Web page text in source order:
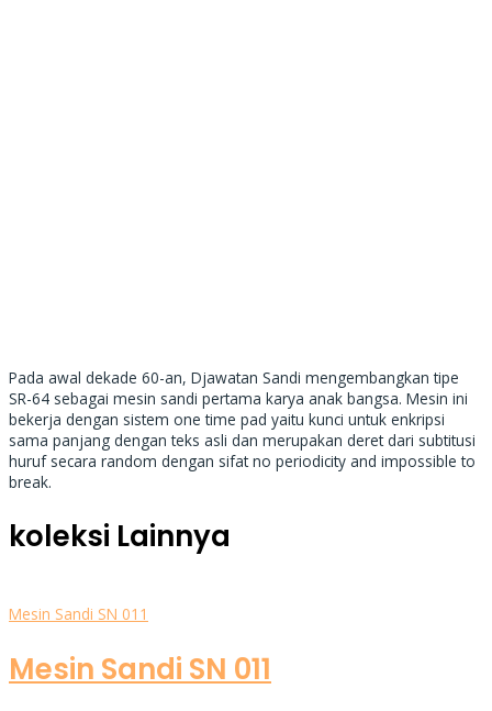
Pada awal dekade 60-an, Djawatan Sandi mengembangkan tipe
SR-64 sebagai mesin sandi pertama karya anak bangsa. Mesin ini
bekerja dengan sistem one time pad yaitu kunci untuk enkripsi
sama panjang dengan teks asli dan merupakan deret dari subtitusi
huruf secara random dengan sifat no periodicity and impossible to
break.
koleksi Lainnya
Mesin Sandi SN 011
Mesin Sandi SN 011